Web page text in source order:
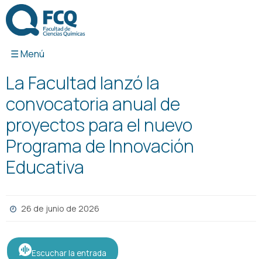
contenido
La Facultad lanzó la
convocatoria anual de
proyectos para el nuevo
Programa de Innovación
Educativa
26 de junio de 2026
Escuchar la entrada